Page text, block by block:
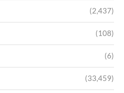
(2,437)
(108)
(6)
(33,459)